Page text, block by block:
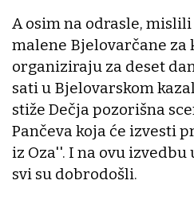
A osim na odrasle,
malene Bjelovarčane za
organiziraju za deset
sati u Bjelovarskom
stiže Dečja pozorišna
Pančeva koja će izvesti
iz Oza''. I na ovu izvedbu
svi su dobrodošli.